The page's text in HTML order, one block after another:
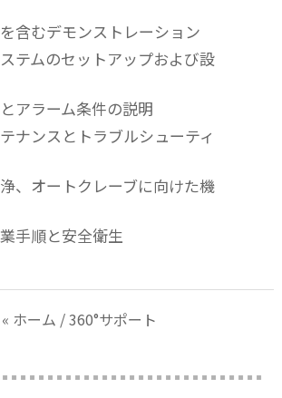
含むデモンストレーション
テムのセットアップおよび設
アラーム条件の説明
ナンスとトラブルシューティ
、オートクレーブに向けた機
手順と安全衛生
« ホーム / 360°サポート